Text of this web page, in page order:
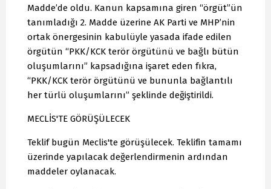
Madde’de oldu. Kanun kapsamına giren “örgüt”ün
tanımladığı 2. Madde üzerine AK Parti ve MHP’nin
ortak önergesinin kabulüyle yasada ifade edilen
örgütün “PKK/KCK terör örgütünü ve bağlı bütün
oluşumlarını” kapsadığına işaret eden fıkra,
“PKK/KCK terör örgütünü ve bununla bağlantılı
her türlü oluşumlarını” şeklinde değiştirildi.
MECLİS'TE GÖRÜŞÜLECEK
Teklif bugün Meclis'te görüşülecek. Teklifin tamamı
üzerinde yapılacak değerlendirmenin ardından
maddeler oylanacak.